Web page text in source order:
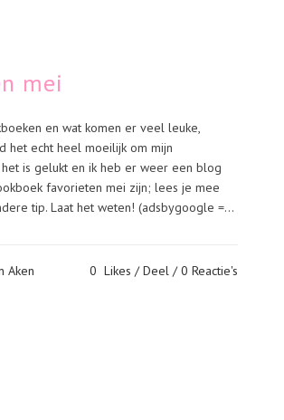
mei
en wat komen er veel leuke,
het echt heel moeilijk om mijn
is gelukt en ik heb er weer een blog
favorieten mei zijn; lees je mee
tip. Laat het weten! (adsbygoogle =...
Aken 0 Likes Deel 0 Reactie's